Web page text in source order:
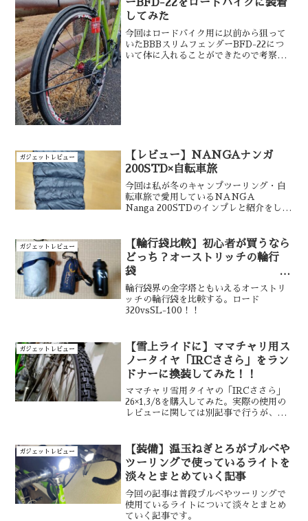
ーBFD-22をロードバイクに装着
してみた
今回はロードバイク用に以前から狙って
いたBBBスリムフェンダーBFD-22につ
いて体に入れることができたので考察を
ガジェットレビュー
【レビュー】NANGAナンガ
200STD×自転車旅
今回は私が冬のキャンプツーリング・自
転車旅で愛用しているNANGA
Nanga 200STDのインプレと紹介をして
用しています。これ一つで真冬以外はカ
バーできると思います。
ガジェットレビュー
【輪行袋比較】初心者が買うなら
どっち？オーストリッチの輪行
袋
ロード320vsSL-100
輪行袋界の金字塔ともいえるオーストリ
ッチの輪行袋を比較する。ロード
320vsSL-100！！
ガジェットレビュー
【雪上ライドに】ママチャリ用ス
ノータイヤ「IRCささら」をラン
ドナーに換装してみた！！
ママチャリ雪用タイヤの「IRCささら」
26×1,3/8を購入してみた。実際の使用の
レビューに関しては別記事で行うが、購
ガジェットレビュー
【装備】温玉ねぎとろがブルベや
ツーリングで使っているライトを
淡々とまとめていく記事
今回の記事は普段ブルベやツーリングで
使用ているライトについて淡々とまとめ
ていく記事です。